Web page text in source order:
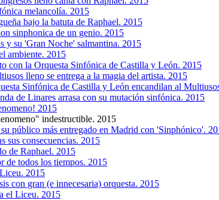
melancolía. 2015
bajo la batuta de Raphael. 2015
sinphonica de un genio. 2015
y su 'Gran Noche' salmantina. 2015
ambiente. 2015
con la Orquesta Sinfónica de Castilla y León. 2015
lleno se entrega a la magia del artista. 2015
Sinfónica de Castilla y León encandilan al
de Linares arrasa con su mutación sinfónica. 2015
2015
indestructible. 2015
público más entregado en Madrid con 'Sinphónico'.
sus consecuencias. 2015
de Raphael. 2015
de todos los tiempos. 2015
2015
con gran (e innecesaria) orquesta. 2015
el Liceu. 2015